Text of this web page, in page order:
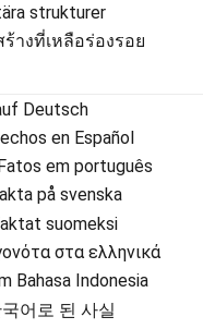
strukturer
างที่เหลือร่องรอย
Deutsch
en Español
em português
på svenska
suomeksi
στα ελληνικά
Indonesia
어로 된 사실